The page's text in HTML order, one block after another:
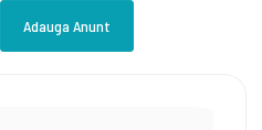
Adauga Anunt